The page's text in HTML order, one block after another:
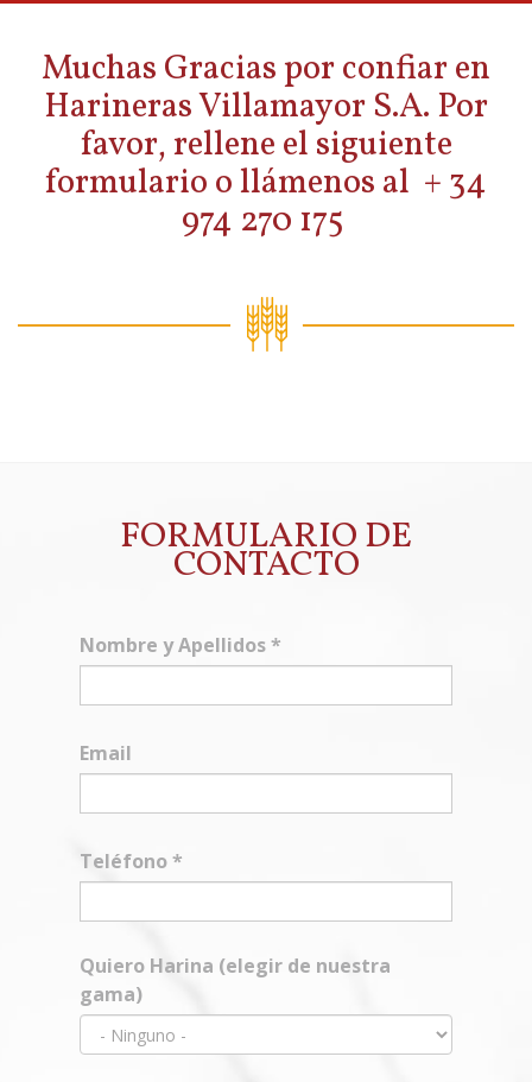
Muchas Gracias por confiar en
Harineras Villamayor S.A. Por
favor, rellene el siguiente
formulario o llámenos al + 34
974 270 175
FORMULARIO DE
CONTACTO
Nombre y Apellidos*
Email
Teléfono*
Quiero Harina (elegir de nuestra
gama)